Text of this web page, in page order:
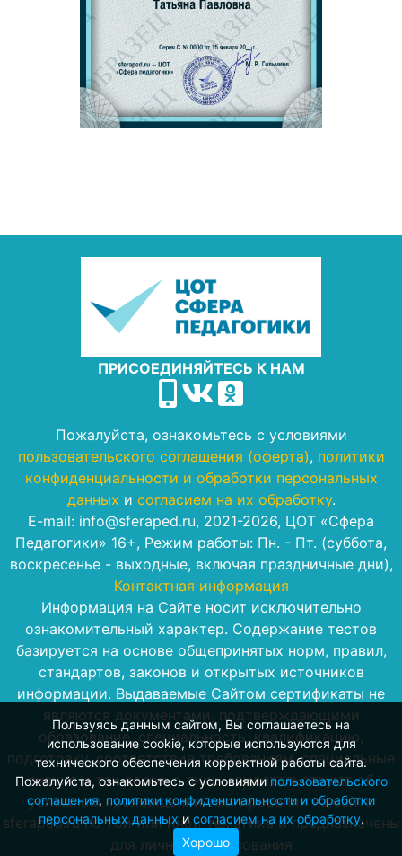
Пользуясь данным сайтом, Вы соглашаетесь на
использование cookie, которые используются для
технического обеспечения корректной работы сайта.
Пожалуйста, ознакомьтесь с условиямипользовательского
соглашения, политики конфиденциальности и обработки
персональных данных исогласием на их обработку.
Хорошо
ПРИСОЕДИНЯЙТЕСЬ К НАМ
Пожалуйста, ознакомьтесь с условиями
пользовательского соглашения (оферта), политики
конфиденциальности и обработки персональных
данных и согласием на их обработку.
E-mail: info@sferaped.ru, 2021-2026, ЦОТ «Сфера
Педагогики» 16+, Режим работы: Пн. - Пт. (суббота,
воскресенье - выходные, включая праздничные дни),
Контактная информация
Информация на Сайте носит исключительно
ознакомительный характер. Содержание тестов
базируется на основе общепринятых норм, правил,
стандартов, законов и открытых источников
информации. Выдаваемые Сайтом сертификаты не
являются документами, подтверждающими
образование, специальность, квалификацию,
подготовку, соответствие требованиям, специальные
знания и так далее, а лишь свидетельствуют об
успешном прохождении тестирования на сайте
sferaped.ru по той или иной тематике и предназначены
для личного пользования